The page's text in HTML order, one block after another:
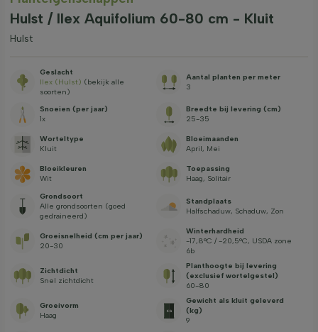
Hulst / Ilex Aquifolium 60-80 cm - Kluit
Hulst
Geslacht
Ilex (Hulst) (bekijk alle
soorten)
Aantal planten per meter
3
Snoeien (per jaar)
1x
Breedte bij levering (cm)
25-35
Worteltype
Kluit
Bloeimaanden
April, Mei
Bloeikleuren
Wit
Toepassing
Haag, Solitair
Grondsoort
Alle grondsoorten (goed
gedraineerd)
Standplaats
Halfschaduw, Schaduw, Zon
Groeisnelheid (cm per jaar)
20-30
Winterhardheid
-17,8°C / -20,5°C, USDA zone
6b
Zichtdicht
Snel zichtdicht
Planthoogte bij levering
(exclusief wortelgestel)
60-80
Groeivorm
Haag
Gewicht als kluit geleverd
(kg)
9